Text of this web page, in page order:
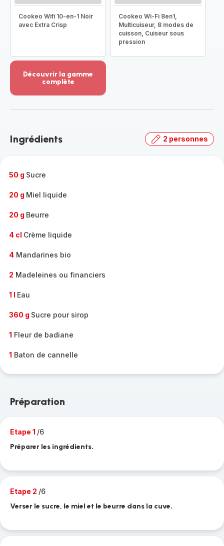
Cookeo Wifi 10-en-1 Noir
avec Extra Crisp
Cookeo Wi-Fi 8en1,
Multicuiseur, 8 modes de
cuisson, Cuiseur sous
pression
Découvrir la gamme
complète
-
gamme
Ingrédients 2 personnes
50 g Sucre
20 g Miel liquide
20 g Beurre
4 cl Crème liquide
4 Mandarines bio
2 Madeleines ou financiers
1 l Eau
360 g Sucre pour sirop
1 Fleur de badiane
1 Baton de cannelle
Préparation
Etape 1 /6
Préparer les ingrédients.
Etape 2 /6
Verser le sucre, le miel et le beurre dans la cuve.